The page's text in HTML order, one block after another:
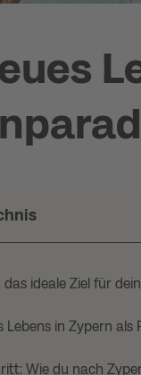
ideale Ziel für
Lebens in Zypern als
Wie du nach